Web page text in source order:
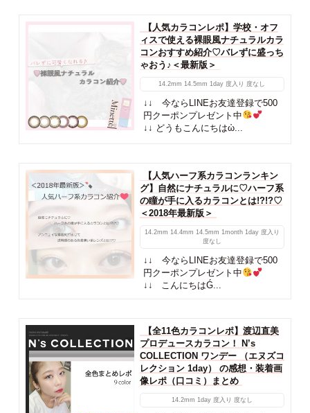
【人気カラコンレポ】学校・オフ
ィスで使える裸眼風ナチュラルカラ
コンおすすめ紹介♡バレずに盛っち
ゃおう♪＜最新版＞
14.2mm 14.5mm 1day 度入り 度なし
↓↓ 今ならLINEお友達登録で500
円クーポンプレゼント中
↓↓ どうもこんにちはὠ...
【人気ハーフ系カラコンランキン
グ】自然にナチュラルに♡ハーフ系
の瞳が手に入るカラコンとは!?!?♡
＜2018年最新版＞
14.2mm 14.4mm 14.5mm 1month 1day 度入り
度なし
↓↓ 今ならLINEお友達登録で500
円クーポンプレゼント中
↓↓ こんにちはǴ...
【全11色カラコンレポ】渡辺直美
プロデュースカラコン！ N’s
COLLECTION ワンデー （エヌズコ
レクション 1day） の感想・装着画
像レポ（口コミ）まとめ
14.2mm 1day 度入り 度なし